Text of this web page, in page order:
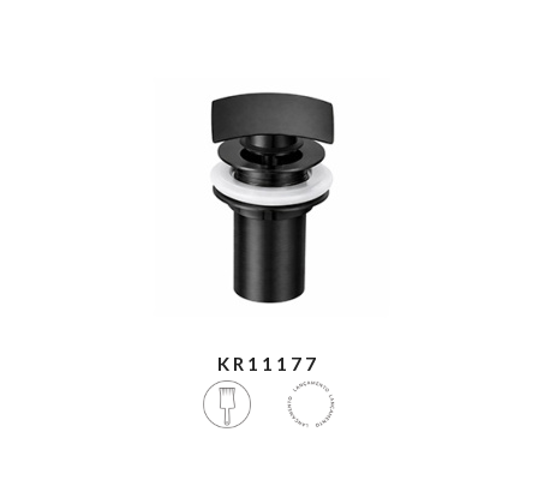
KR11177